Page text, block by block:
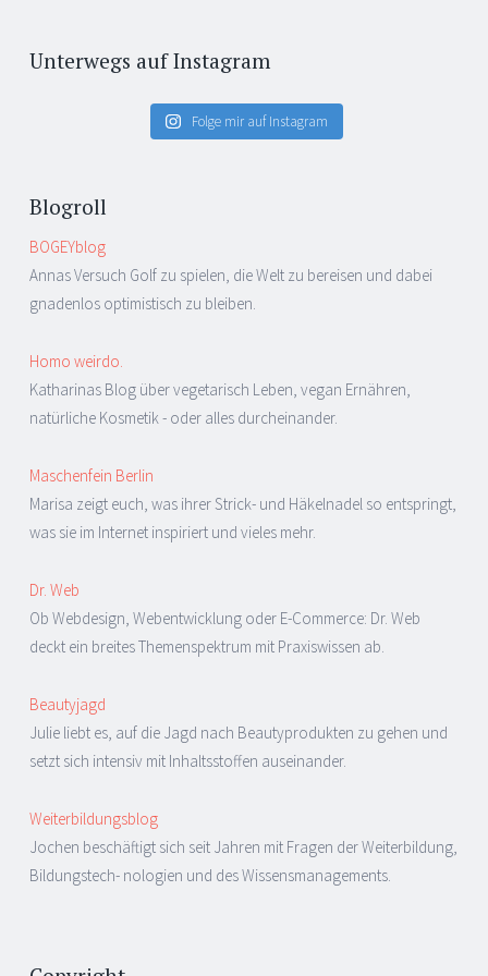
Unterwegs auf Instagram
Folge mir auf Instagram
Blogroll
BOGEYblog
Annas Versuch Golf zu spielen, die Welt zu bereisen und dabei
gnadenlos optimistisch zu bleiben.
Homo weirdo.
Katharinas Blog über vegetarisch Leben, vegan Ernähren,
natürliche Kosmetik - oder alles durcheinander.
Maschenfein Berlin
Marisa zeigt euch, was ihrer Strick- und Häkelnadel so entspringt,
was sie im Internet inspiriert und vieles mehr.
Dr. Web
Ob Webdesign, Webentwicklung oder E-Commerce: Dr. Web
deckt ein breites Themenspektrum mit Praxiswissen ab.
Beautyjagd
Julie liebt es, auf die Jagd nach Beautyprodukten zu gehen und
setzt sich intensiv mit Inhaltsstoffen auseinander.
Weiterbildungsblog
Jochen beschäftigt sich seit Jahren mit Fragen der Weiterbildung,
Bildungstech- nologien und des Wissensmanagements.